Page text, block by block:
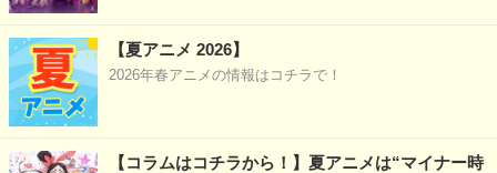
【夏アニメ 2026】
2026年春アニメの情報はコチラで！
【コラムはコチラから！】夏アニメは“マイナー時